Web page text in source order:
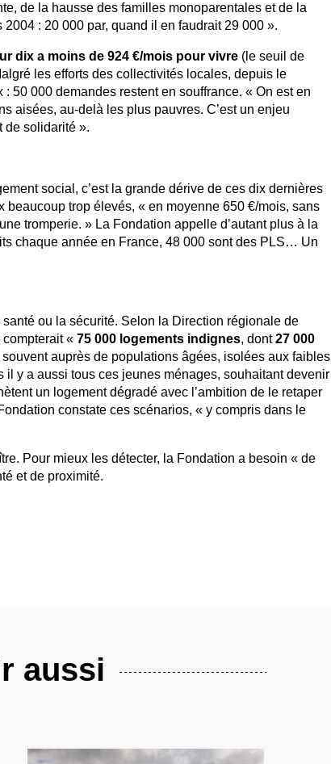
de la hausse des familles monoparentales et de la
2004 : 20 000 par, quand il en faudrait 29 000 ».
dix a moins de 924 €/mois pour vivre (le seuil de
les efforts des collectivités locales, depuis le
50 000 demandes restent en souffrance. « On est en
aisées, au-delà les plus pauvres. C’est un enjeu
de solidarité ».
social, c’est la grande dérive de ces dix dernières
trop élevés, « en moyenne 650 €/mois, sans
tromperie. » La Fondation appelle d’autant plus à la
chaque année en France, 48 000 sont des PLS… Un
santé ou la sécurité. Selon la Direction régionale de
compterait « 75 000 logements indignes, dont27 000
auprès de populations âgées, isolées aux faibles
il y a aussi tous ces jeunes ménages, souhaitant devenir
un logement dégradé avec l’ambition de le retaper
constate ces scénarios, « y compris dans le
Pour mieux les détecter, la Fondation a besoin « de
et de proximité.
aussi